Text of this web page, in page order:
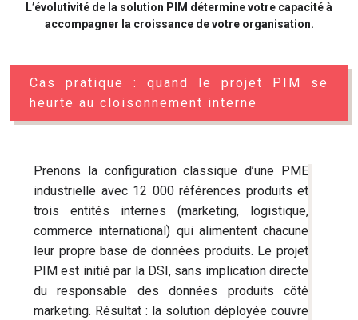
L’évolutivité de la solution PIM détermine votre capacité à
accompagner la croissance de votre organisation.
Cas pratique : quand le projet PIM se
heurte au cloisonnement interne
Prenons la configuration classique d’une PME
industrielle avec 12 000 références produits et
trois entités internes (marketing, logistique,
commerce international) qui alimentent chacune
leur propre base de données produits. Le projet
PIM est initié par la DSI, sans implication directe
du responsable des données produits côté
marketing. Résultat : la solution déployée couvre